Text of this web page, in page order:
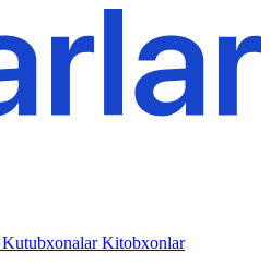
KutubxonalarKitobxonlar